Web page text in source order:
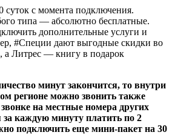
с момента подключения.
типа — абсолютно бесплатные.
дополнительные услуги и
#Специи дают выгодные скидки во
а Литрес — книгу в подарок
минут закончится, то внутри
регионе можно звонить также
на местные номера других
за каждую минуту платить по 2
подключить еще мини-пакет на 30